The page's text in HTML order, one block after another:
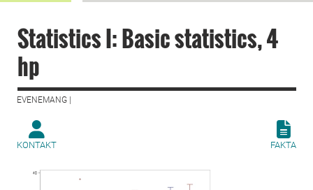
Statistics I: Basic statistics, 4
hp
EVENEMANG |
KONTAKT FAKTA